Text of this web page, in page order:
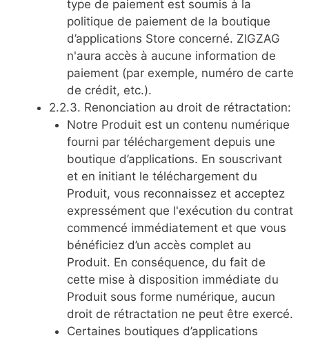
type de paiement est soumis à la
politique de paiement de la boutique
d’applications Store concerné. ZIGZAG
n'aura accès à aucune information de
paiement (par exemple, numéro de carte
de crédit, etc.).
2.2.3. Renonciation au droit de rétractation:
Notre Produit est un contenu numérique
fourni par téléchargement depuis une
boutique d’applications. En souscrivant
et en initiant le téléchargement du
Produit, vous reconnaissez et acceptez
expressément que l'exécution du contrat
commencé immédiatement et que vous
bénéficiez d’un accès complet au
Produit. En conséquence, du fait de
cette mise à disposition immédiate du
Produit sous forme numérique, aucun
droit de rétractation ne peut être exercé.
Certaines boutiques d’applications